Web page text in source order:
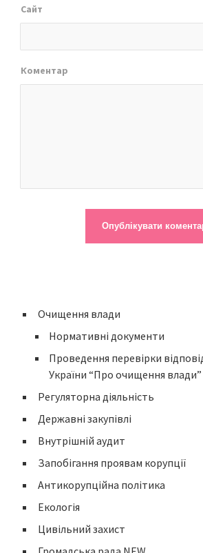
Сайт
Коментар
Очищення влади
Нормативні документи
Проведення перевірки
України “Про очищення влади”
Регуляторна діяльність
Державні закупівлі
Внутрішній аудит
Запобігання проявам корупції
Антикорупційна політика
Екологія
Цивільний захист